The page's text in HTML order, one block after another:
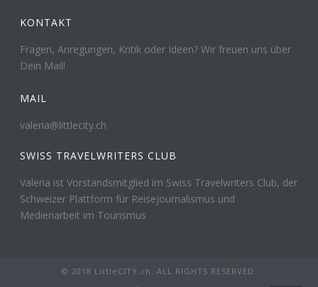
KONTAKT
Fragen, Anregungen, Kritik oder Ideen? Wir freuen uns über
Dein Mail!
MAIL
valeria@littlecity.ch
SWISS TRAVELWRITERS CLUB
Valeria ist Vorstandsmitglied im Swiss Travelwriters Club, der
Schweizer Plattform für Reisejournalismus und
Medienarbeit im Tourismus
© 2018 LittleCITY.ch. ALL RIGHTS RESERVED.